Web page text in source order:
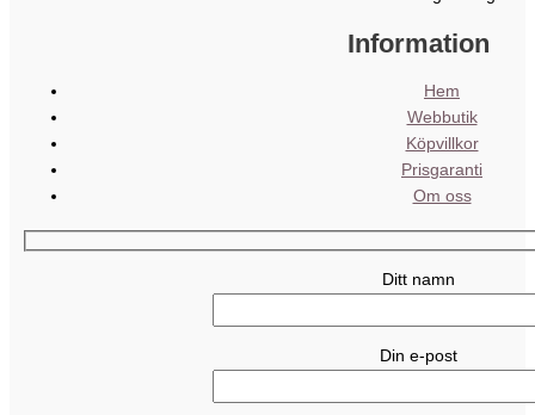
Information
Hem
Webbutik
Köpvillkor
Prisgaranti
Om oss
Ditt namn
Din e-post